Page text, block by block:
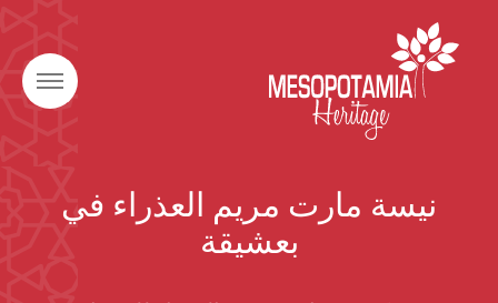
نيسة مارت مريم العذراء في
بعشيقة